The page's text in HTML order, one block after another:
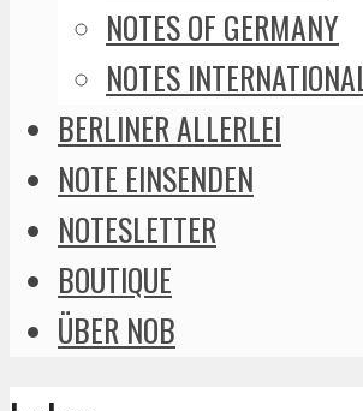
NOTES OF GERMANY
NOTES INTERNATIONAL
BERLINER ALLERLEI
NOTE EINSENDEN
NOTESLETTER
BOUTIQUE
ÜBER NOB